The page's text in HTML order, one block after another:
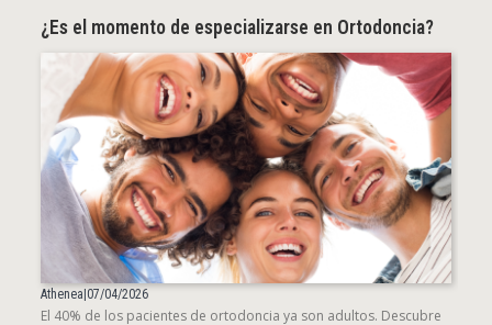
¿Es el momento de especializarse en Ortodoncia?
Athenea 07/04/2026
El 40% de los pacientes de ortodoncia ya son adultos. Descubre